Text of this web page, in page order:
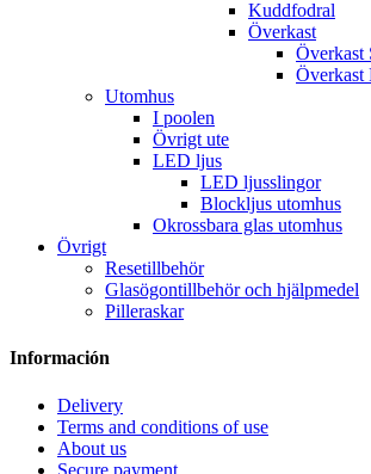
Kuddfodral
Överkast
Överkast
Överkast
Utomhus
I poolen
Övrigt ute
LED ljus
LED ljusslingor
Blockljus utomhus
Okrossbara glas utomhus
Övrigt
Resetillbehör
Glasögontillbehör och hjälpmedel
Pilleraskar
Información
Delivery
Terms and conditions of use
About us
Secure payment